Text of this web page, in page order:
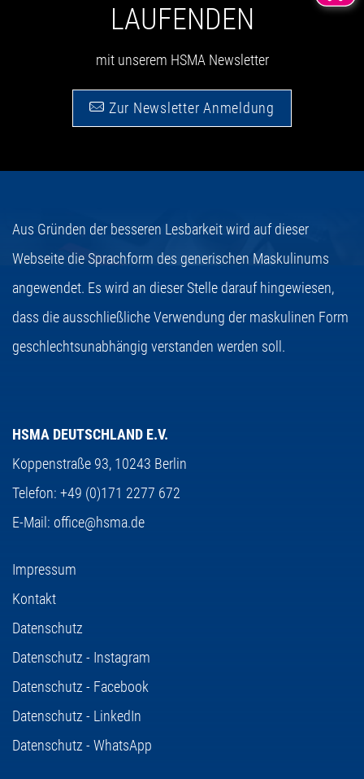
LAUFENDEN
mit unserem HSMA Newsletter
Zur Newsletter Anmeldung
Aus Gründen der besseren Lesbarkeit wird auf dieser
Webseite die Sprachform des generischen Maskulinums
angewendet. Es wird an dieser Stelle darauf hingewiesen,
dass die ausschließliche Verwendung der maskulinen Form
geschlechtsunabhängig verstanden werden soll.
HSMA DEUTSCHLAND E.V.
Koppenstraße 93, 10243 Berlin
Telefon: +49 (0)171 2277 672
E-Mail: office@hsma.de
Impressum
Kontakt
Datenschutz
Datenschutz - Instagram
Datenschutz - Facebook
Datenschutz - LinkedIn
Datenschutz - WhatsApp